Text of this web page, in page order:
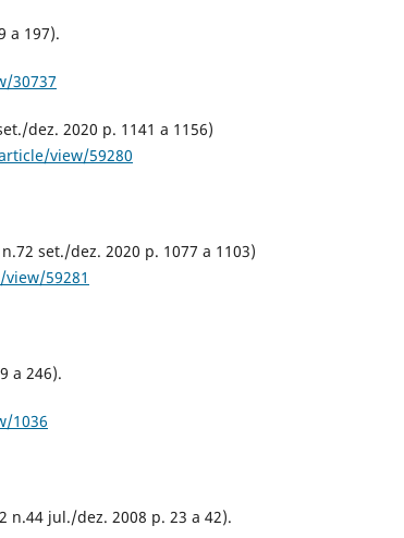
a 197).
30737
dez. 2020 p. 1141 a 1156)
view/59280
set./dez. 2020 p. 1077 a 1103)
59281
a 246).
1036
n.44 jul./dez. 2008 p. 23 a 42).